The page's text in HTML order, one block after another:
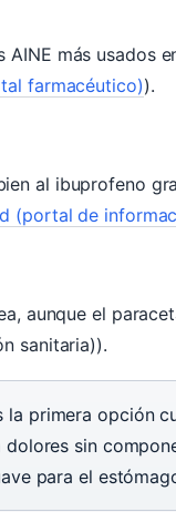
AINE más
farmacéutico)).
al ibuprofeno
(portal de
aunque el
sanitaria)).
la primera opción
dolores sin
para el